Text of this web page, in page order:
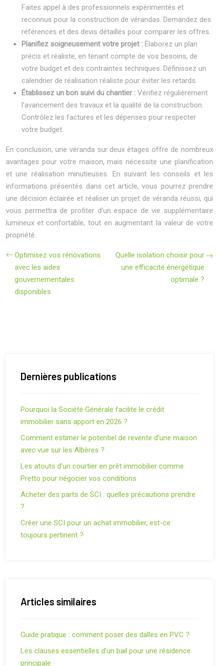
Faites appel à des professionnels expérimentés et
reconnus pour la construction de vérandas. Demandez des
références et des devis détaillés pour comparer les offres.
Planifiez soigneusement votre projet : Élaborez un plan
précis et réaliste, en tenant compte de vos besoins, de
votre budget et des contraintes techniques. Définissez un
calendrier de réalisation réaliste pour éviter les retards.
Établissez un bon suivi du chantier : Vérifiez régulièrement
l’avancement des travaux et la qualité de la construction.
Contrôlez les factures et les dépenses pour respecter
votre budget.
En conclusion, une véranda sur deux étages offre de nombreux
avantages pour votre maison, mais nécessite une planification
et une réalisation minutieuses. En suivant les conseils et les
informations présentés dans cet article, vous pourrez prendre
une décision éclairée et réaliser un projet de véranda réussi, qui
vous permettra de profiter d’un espace de vie supplémentaire
lumineux et confortable, tout en augmentant la valeur de votre
propriété.
Optimisez vos rénovations
avec les aides
gouvernementales
disponibles
Quelle isolation choisir pour
une efficacité énergétique
optimale ?
Dernières publications
Pourquoi la Société Générale facilite le crédit
immobilier sans apport en 2026 ?
Comment estimer le potentiel de revente d’une maison
avec vue sur les Albères ?
Les atouts d’un courtier en prêt immobilier comme
Pretto pour négocier vos conditions
Acheter des parts de SCI : quelles précautions prendre
?
Créer une SCI pour un achat immobilier, est-ce
toujours pertinent ?
Articles similaires
Guide pratique : comment poser des dalles en PVC ?
Les clauses essentielles d’un bail pour une résidence
principale